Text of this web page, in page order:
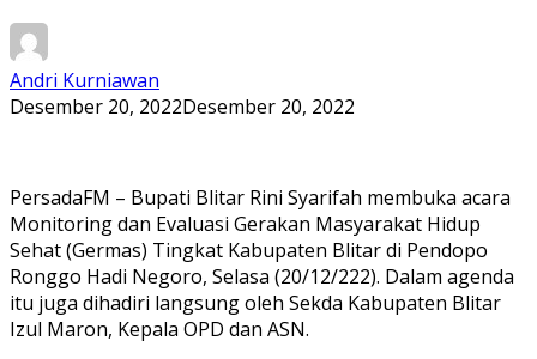
Andri Kurniawan
Desember 20, 2022Desember 20, 2022
PersadaFM – Bupati Blitar Rini Syarifah membuka acara
Monitoring dan Evaluasi Gerakan Masyarakat Hidup
Sehat (Germas) Tingkat Kabupaten Blitar di Pendopo
Ronggo Hadi Negoro, Selasa (20/12/222). Dalam agenda
itu juga dihadiri langsung oleh Sekda Kabupaten Blitar
Izul Maron, Kepala OPD dan ASN.